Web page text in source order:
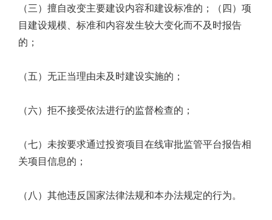
（三）擅自改变主要建设内容和建设标准的；（四）项
目建设规模、标准和内容发生较大变化而不及时报告
的；
（五）无正当理由未及时建设实施的；
（六）拒不接受依法进行的监督检查的；
（七）未按要求通过投资项目在线审批监管平台报告相
关项目信息的；
（八）其他违反国家法律法规和本办法规定的行为。